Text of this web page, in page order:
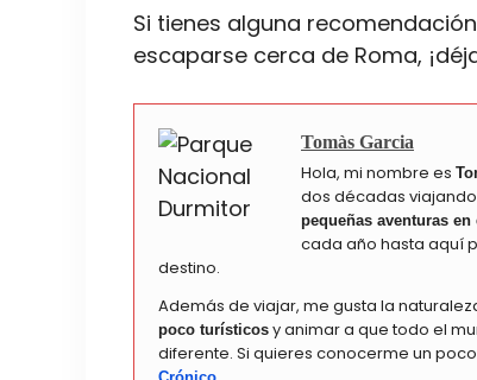
Si tienes alguna
escaparse cerca de Roma,
Tomàs Garcia
Hola, mi nombre es
dos décadas
pequeñas aventuras en
cada año hasta aquí
destino.
Además de viajar, me gusta la
poco turísticos y animar a que todo el
diferente. Si quieres conocerme un